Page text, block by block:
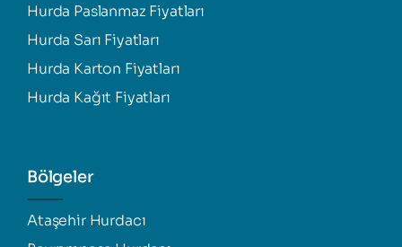
Hurda Paslanmaz Fiyatları
Hurda Sarı Fiyatları
Hurda Karton Fiyatları
Hurda Kağıt Fiyatları
Bölgeler
Ataşehir Hurdacı